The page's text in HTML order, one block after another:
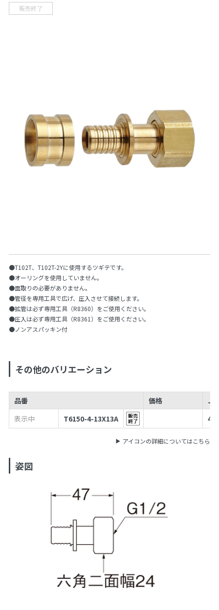
販売終了
●T102T、T102T-2Yに使用するツギテです。
●オーリングを使用していません。
●面取りの必要がありません。
●管径を専用工具で広げ、圧入させて接続します。
●拡管は必ず専用工具（R8360）をご使用ください。
●圧入は必ず専用工具（R8361）をご使用ください。
●ノンアスパッキン付
その他のバリエーション
品番 価格
表示中
T6150-4-13X13A
アイコンの詳細についてはこちら
姿図